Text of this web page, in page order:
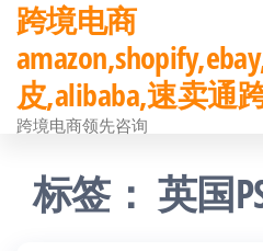
前
往
内
跨境电商
皮,alibaba,速卖通
跨境电商领先咨询
标签：英国